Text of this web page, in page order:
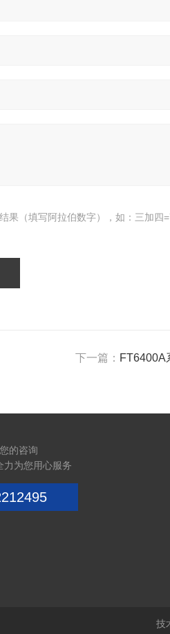
果（填写阿拉伯数字），如：三加四
下一篇： FT6400A
的咨询
力为您用心服务
技